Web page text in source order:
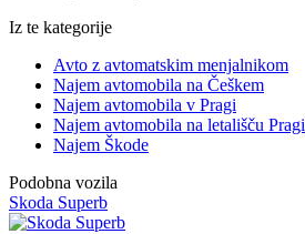
Iz te kategorije
Avto z avtomatskim menjalnikom
Najem avtomobila na Češkem
Najem avtomobila v Pragi
Najem avtomobila na letališču Pragi
Najem Škode
Podobna vozila
Skoda Superb